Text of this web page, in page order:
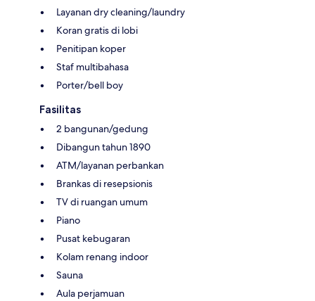
Layanan dry cleaning/laundry
Koran gratis di lobi
Penitipan koper
Staf multibahasa
Porter/bell boy
Fasilitas
2 bangunan/gedung
Dibangun tahun 1890
ATM/layanan perbankan
Brankas di resepsionis
TV di ruangan umum
Piano
Pusat kebugaran
Kolam renang indoor
Sauna
Aula perjamuan